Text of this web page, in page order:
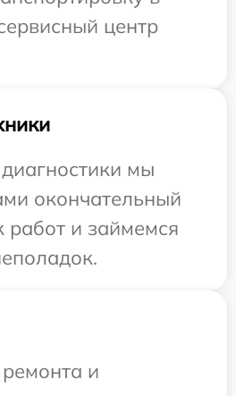
центр
мы
окончательный
работ и займемся
и